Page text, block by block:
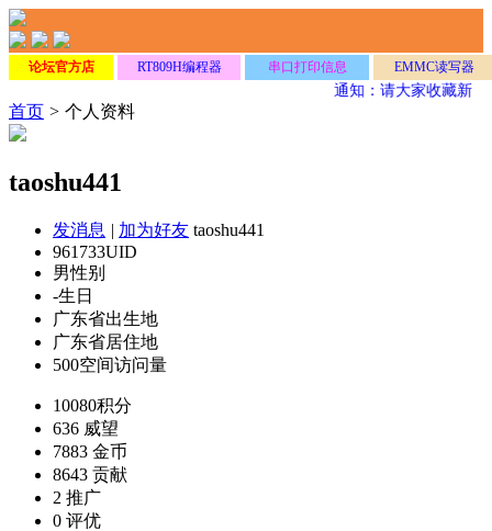
论坛官方店 RT809H编程器 串口打印信息 EMMC读写器
通知：请大家收藏新网
首页 > 个人资料
taoshu441
发消息 | 加为好友 taoshu441
961733UID
男性别
-生日
广东省出生地
广东省居住地
500空间访问量
10080积分
636 威望
7883 金币
8643 贡献
2 推广
0 评优